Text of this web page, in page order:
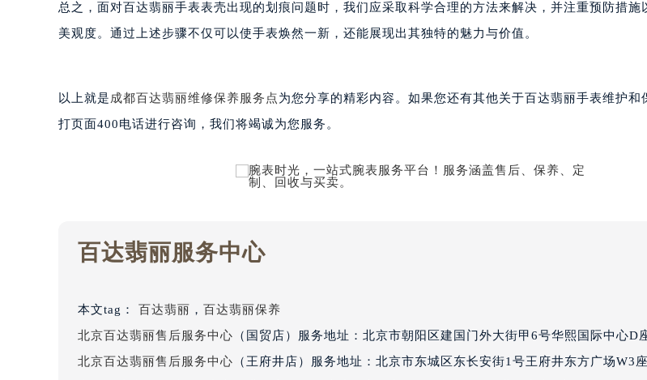
重庆市解放碑渝中区民权路28号英利国际金融中心写字楼20层01室（需提前预约）
黑龙江省大庆市萨尔图区会战大街百达翡丽售后服务中心（需提前预约）
黑龙江省鸡西市鸡冠区红军路百达翡丽售后服务中心（需提前预约）
黑龙江省佳木斯市向阳区长安路百达翡丽售后服务中心（需提前预约）
黑龙江省七台河市桃山区大同街百达翡丽售后服务中心（需提前预约）
黑龙江省绥化市北林区新华街与康庄路交叉口百达翡丽售后服务中心（需提前预约）
黑龙江省伊春市伊美区通河路百达翡丽售后服务中心（需提前预约）
吉林省白山市浑江区浑江大街百达翡丽售后服务中心（需提前预约）
吉林省吉林市船营区河南街百达翡丽售后服务中心（需提前预约）
吉林省辽源市龙山区人民大街百达翡丽售后服务中心（需提前预约）
总之，面对百达翡丽手表表壳出现的划痕问题时，我们应采取科学合理的方法来解决，并注重预防措施
美观度。通过上述步骤不仅可以使手表焕然一新，还能展现出其独特的魅力与价值。
以上就是 成都百达翡丽维修保养服务点为您分享的精彩内容。如果您还有其他关于百达翡丽手表维护和
打页面400电话进行咨询，我们将竭诚为您服务。
百达翡丽服务中心
本文tag： 百达翡丽 ， 百达翡丽保养
北京百达翡丽售后服务中心 （国贸店）服务地址：北京市朝阳区建国门外大街甲6号华熙国际中心D
北京百达翡丽售后服务中心 （王府井店）服务地址：北京市东城区东长安街1号王府井东方广场W3座